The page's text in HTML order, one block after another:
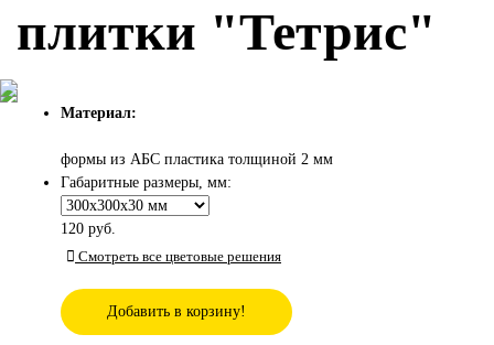
плитки "Тетрис"
Материал:
формы из АБС пластика толщиной 2 мм
Габаритные размеры, мм:
120 руб.
Смотреть все цветовые решения
Добавить в корзину!